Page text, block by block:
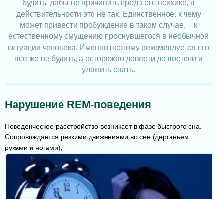
будить, дабы не причинить вреда его психике, в
действительности это не так. Единственное, к чему
может привести пробуждение в таком случае, − к
естественному смущению проснувшегося в необычной
ситуации человека. Именно поэтому рекомендуется его
все же не будить, а осторожно довести до постели и
уложить спать.
Нарушение REM-поведения
Поведенческое расстройство возникает в фазе быстрого сна.
Сопровождается резкими движениями во сне (дерганьем
руками и ногами),